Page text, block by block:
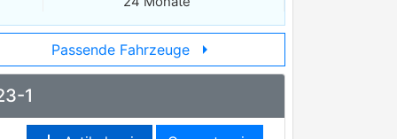
Passende Fahrzeuge arrow_right
1